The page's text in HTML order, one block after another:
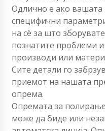
Одлично е ако вашата
специфични
на сè за што
познатите проблеми
производи или
Сите детали го
приемот на нашата
опрема.
Опремата за
може да биде или